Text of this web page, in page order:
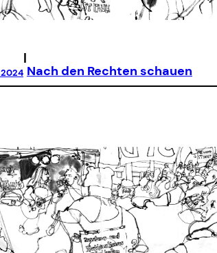
|
Nach den Rechten schauen